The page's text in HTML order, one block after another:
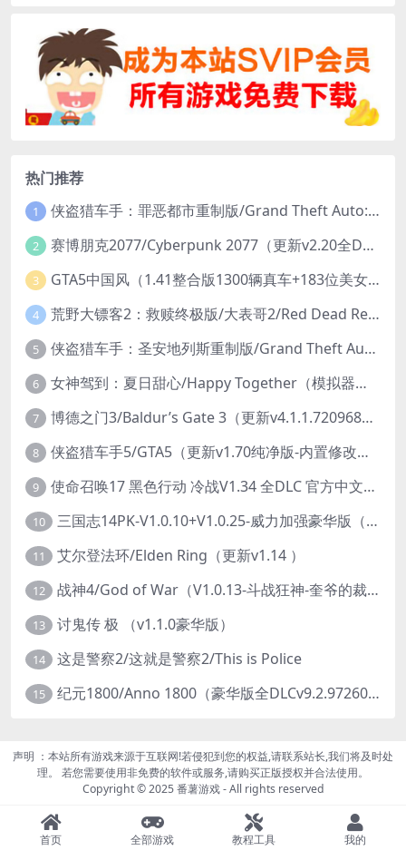
热门推荐
1 侠盗猎车手：罪恶都市重制版/Grand Theft Auto: Vice City – The Definitive Edition
2 赛博朋克2077/Cyberpunk 2077（更新v2.20全DLC）
3 GTA5中国风（1.41整合版1300辆真车+183位美女与英雄+200%存档）
4 荒野大镖客2：救赎终极版/大表哥2/Red Dead Redemption 2: Ultimate Edition（更新v1491.50终极版）
5 侠盗猎车手：圣安地列斯重制版/Grand Theft Auto: San Andreas – The Definitive Edition（更新v1.113.49697469）
6 女神驾到：夏日甜心/Happy Together（模拟器版-升级豪华终极珍藏版+全DLC）
7 博德之门3/Baldur’s Gate 3（更新v4.1.1.7209685）
8 侠盗猎车手5/GTA5（更新v1.70纯净版-内置修改器+通关存档）
9 使命召唤17 黑色行动 冷战V1.34 全DLC 官方中文版COD17
10 三国志14PK-V1.0.10+V1.0.25-威力加强豪华版（武将面容套装-全DLC+季票+特典+中文语音+编辑修改器）
11 艾尔登法环/Elden Ring（更新v1.14 ）
12 战神4/God of War（V1.0.13-斗战狂神-奎爷的裁决+全DLC）
13 讨鬼传 极 （v1.1.0豪华版）
14 这是警察2/这就是警察2/This is Police
15 纪元1800/Anno 1800（豪华版全DLCv9.2.972600）
声明 ：本站所有游戏来源于互联网!若侵犯到您的权益,请联系站长,我们将及时处
理。 若您需要使用非免费的软件或服务,请购买正版授权并合法使用。
Copyright © 2025 番薯游戏 - All rights reserved
首页 全部游戏 教程工具 我的